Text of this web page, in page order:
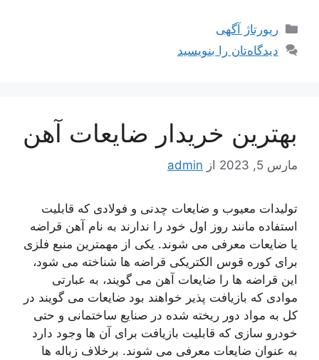
دسته‌ها
رپورتاژ آگهی
دیدگاه‌تان را بنویسید
بهترین خریدار ضایعات آهن
مارس 5, 2023 از admin
تولیدات معیوب و ضایعات چدنی و فولادی که قابلیت
استفاده مانند روز اول خود را ندارند به نام آهن قراضه
یا ضایعات معرفی می شوند. یکی از مهمترین منبع فلزی
برای کوره قوس الکتریکی قراضه ها شناخته می شود،
این قراضه ها را ضایعات آهن می گویند، به عبارتی
موادی که بازیافت پذیر خواهند بود ضایعات می گویند در
کل به مواد دور ریخته شده در صنایع ساختمانی و حتی
خودرو سازی که قابلیت بازیافت برای آن ها وجود دارد
به عنوان ضایعات معرفی می شوند. برخلاف زباله ها